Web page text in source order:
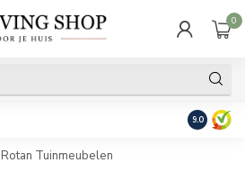
0
Achteraf
9.0
Rotan Tuinmeubelen